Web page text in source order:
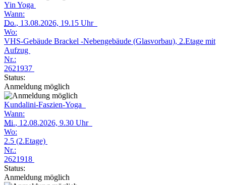
Yin Yoga
Wann:
Do., 13.08.2026, 19.15 Uhr
Wo:
VHS-Gebäude Brackel -Nebengebäude (Glasvorbau), 2.Etage mit
Aufzug
Nr.:
2621937
Status:
Anmeldung möglich
Kundalini-Faszien-Yoga
Wann:
Mi., 12.08.2026, 9.30 Uhr
Wo:
2.5 (2.Etage)
Nr.:
2621918
Status:
Anmeldung möglich